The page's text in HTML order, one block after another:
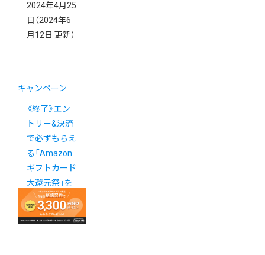
2024年4月25
日 （2024年6
月12日 更新）
キャンペーン
《終了》エン
トリー&決済
で必ずもらえ
る「Amazon
ギフトカード
大還元祭」を
販促に活用し
ましょう！